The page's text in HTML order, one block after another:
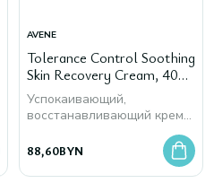
AVENE
Tolerance Control Soothing
Skin Recovery Cream, 40
мл
Успокаивающий,
восстанавливающий крем
88,60BYN